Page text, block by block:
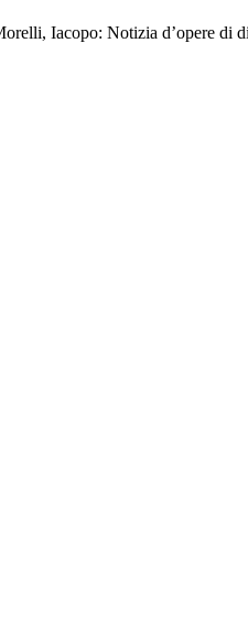
Iacopo: Notizia d’opere di